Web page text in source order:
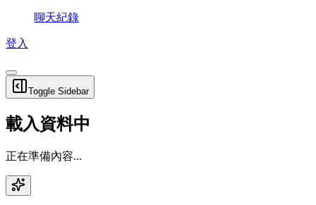
聊天紀錄
登入
Toggle Sidebar
載入資料中
正在準備內容...